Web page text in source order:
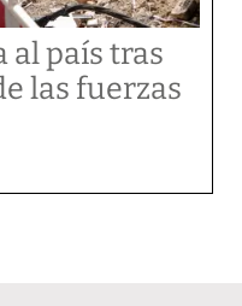
al país tras
las fuerzas